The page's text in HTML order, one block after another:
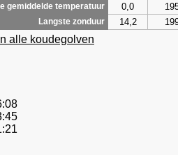
gemiddelde temperatuur 0,0
Langste zonduur 14,2
alle koudegolven